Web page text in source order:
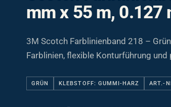
mm x 55 m, 0.127
3M Scotch Farblinienband 218 –
Farblinien, flexible Konturführung
GRÜN KLEBSTOFF: GUMMI-HARZ ART.-